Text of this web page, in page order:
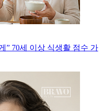
” 70세 이상 식생활 점수 가